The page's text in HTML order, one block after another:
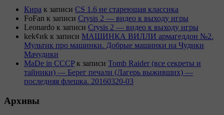
Кира к записи CS 1.6 не стареющая классика
FoFan к записи Crysis 2 — видео к выходу игры
Leonardo к записи Crysis 2 — видео к выходу игры
kek¢иk к записи МАШИНКА ВИЛЛИ армагеддон №2.
Мультик про машинки. Добрые машинки на Чудики
Мачудики
MaDe in CCCP к записи Tomb Raider (все секреты и
тайники) — Берег печали (Лагерь выживших) —
последняя флешка. 20160320-03
Архивы